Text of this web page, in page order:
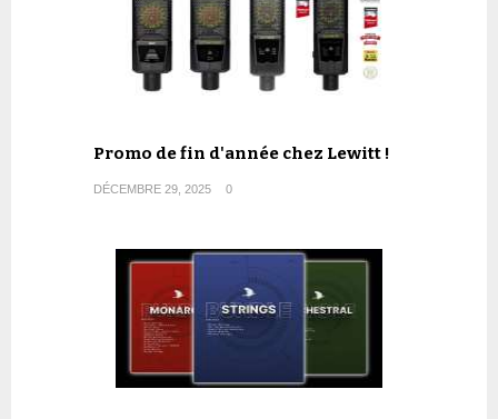
Promo de fin d'année chez Lewitt !
DÉCEMBRE 29, 2025 0